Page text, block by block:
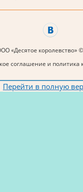
«Десятое королевство»
соглашение и
Перейти в полную